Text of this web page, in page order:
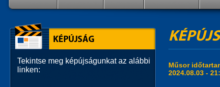
Műsor
2024.08.03 -
KÉPÚJSÁG
Tekintse meg képújságunkat az alábbi
linken: